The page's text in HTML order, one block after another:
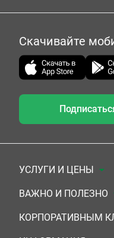
Скачивайте
УСЛУГИ И ЦЕНЫ
Анализы
Комплексы
ВАЖНО И ПОЛЕЗНО
Документы для
КОРПОРАТИВНЫМ